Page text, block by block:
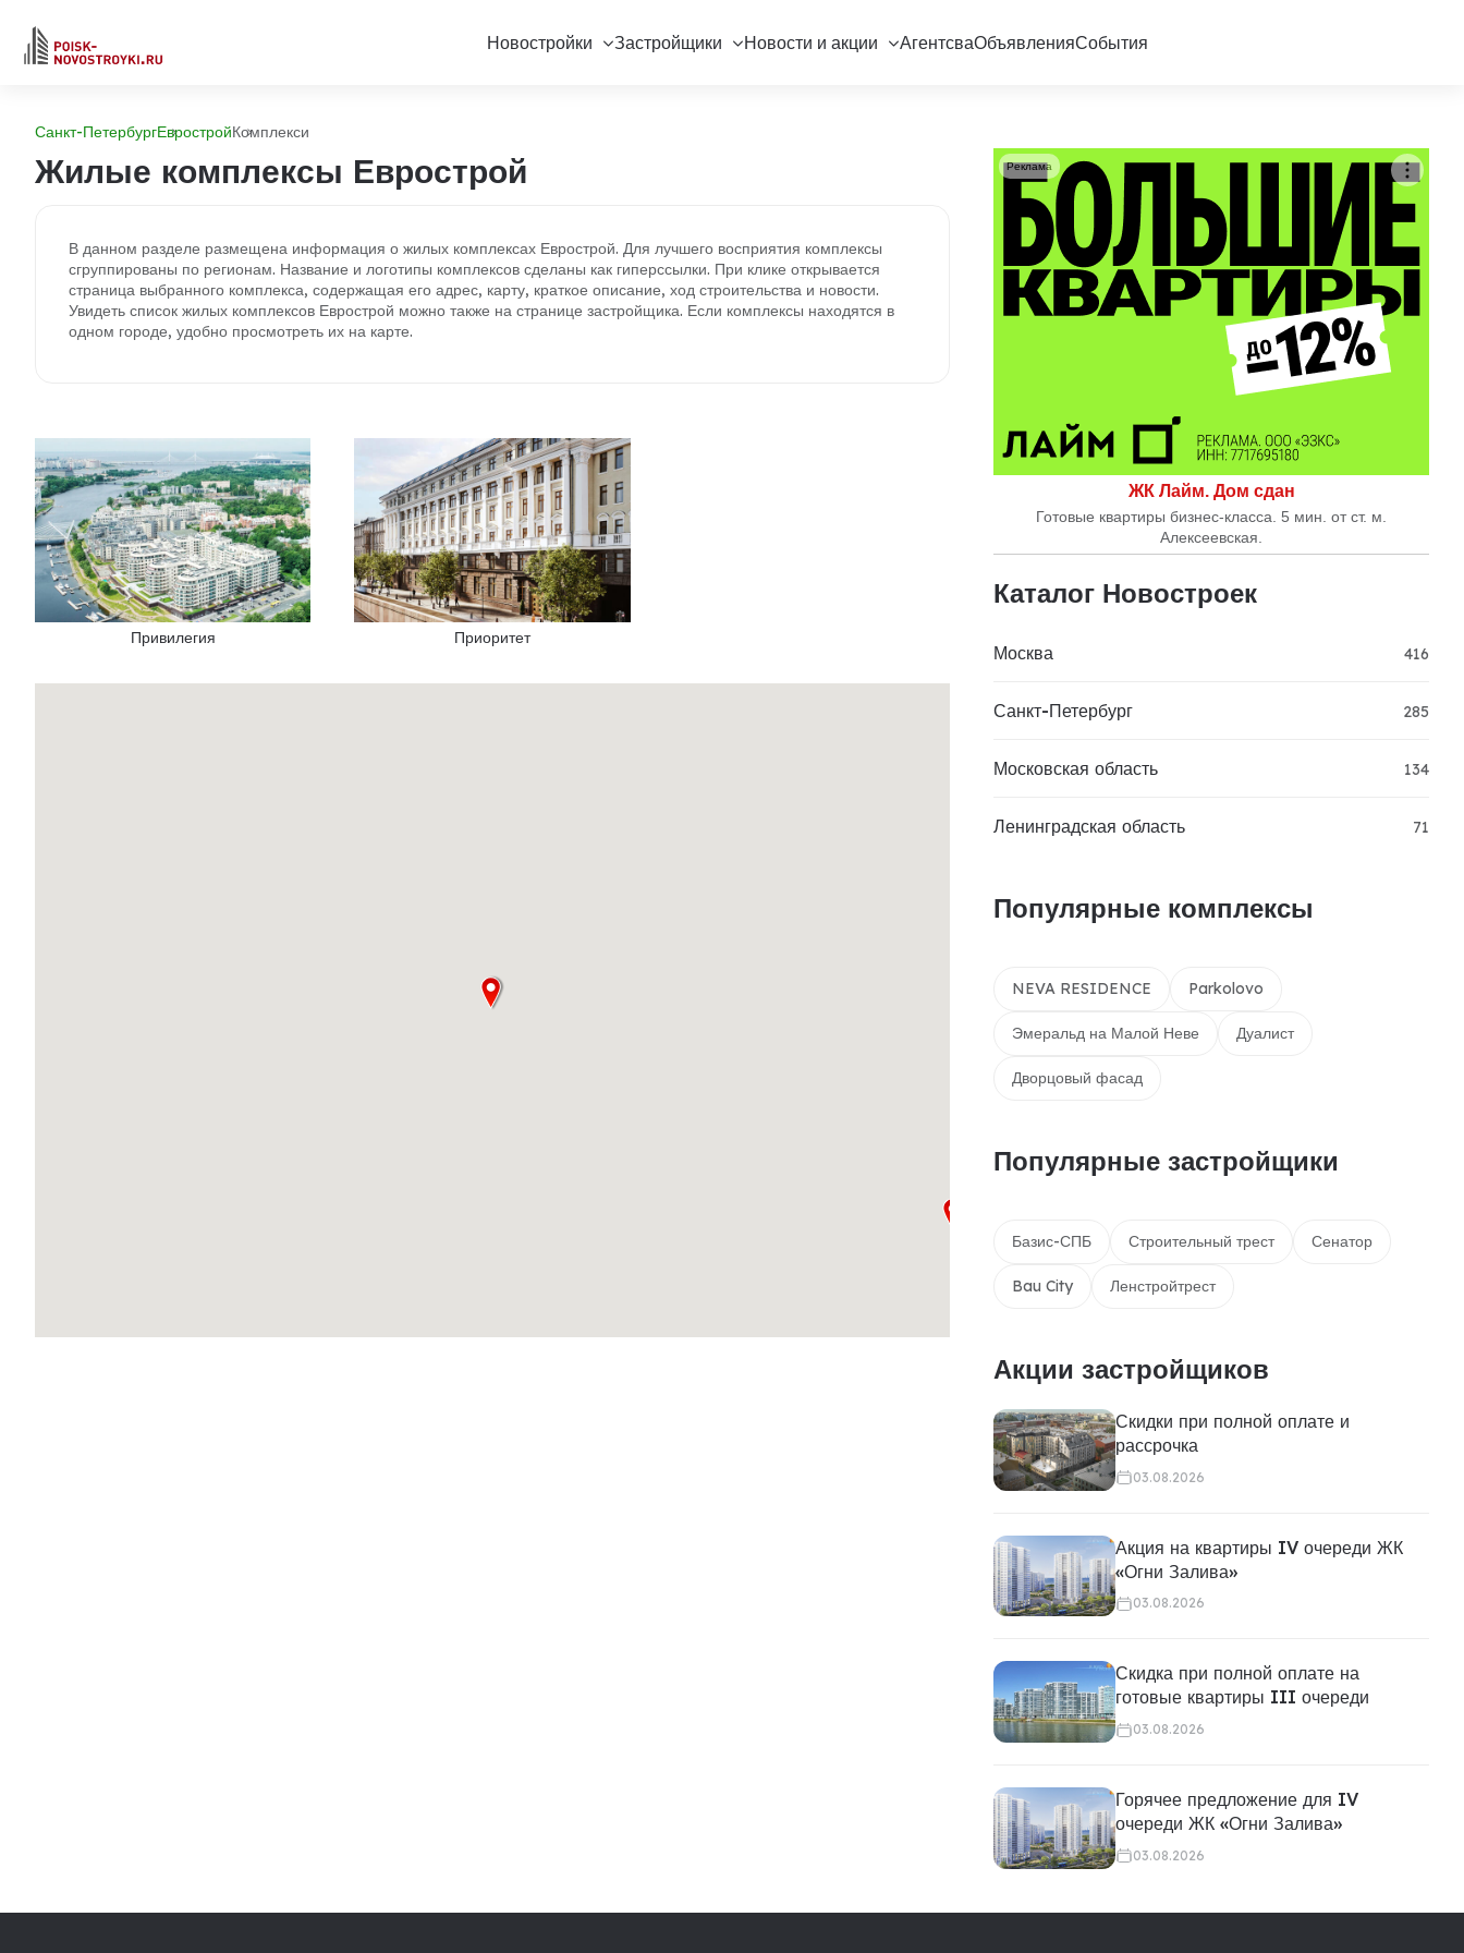
Новостройки Застройщики Новости и акции АгентсваОбъявленияСобытия
Санкт-ПетербургЕвростройКомплекси
Жилые комплексы Еврострой
В данном разделе размещена информация о жилых комплексах Еврострой. Для лучшего восприятия комплексы
сгруппированы по регионам. Название и логотипы комплексов сделаны как гиперссылки. При клике открывается
страница выбранного комплекса, содержащая его адрес, карту, краткое описание, ход строительства и новости.
Увидеть список жилых комплексов Еврострой можно также на странице застройщика. Если комплексы находятся в
одном городе, удобно просмотреть их на карте.
Привилегия Приоритет
ЖК Лайм. Дом сдан
Готовые квартиры бизнес-класса. 5 мин. от ст. м.
Алексеевская.
Реклама
Каталог Новостроек
Москва 416
Санкт-Петербург 285
Московская область 134
Ленинградская область 71
Популярные комплексы
NEVA RESIDENCE Parkolovo
Эмеральд на Малой Неве Дуалист
Дворцовый фасад
Популярные застройщики
Базис-СПБ Строительный трест Сенатор
Bau City Ленстройтрест
Акции застройщиков
Скидки при полной оплате и
рассрочка
03.08.2026
Акция на квартиры IV очереди ЖК
«Огни Залива»
03.08.2026
Скидка при полной оплате на
готовые квартиры III очереди
03.08.2026
Горячее предложение для IV
очереди ЖК «Огни Залива»
03.08.2026